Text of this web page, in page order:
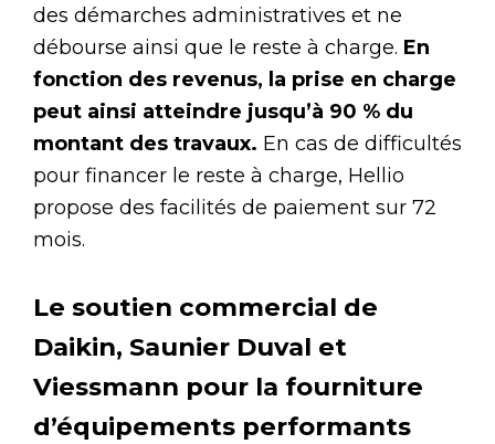
des démarches administratives et ne
débourse ainsi que le reste à charge. En
fonction des revenus, la prise en charge
peut ainsi atteindre jusqu’à 90 % du
montant des travaux. En cas de difficultés
pour financer le reste à charge, Hellio
propose des facilités de paiement sur 72
mois.
Le soutien commercial de
Daikin, Saunier Duval et
Viessmann pour la fourniture
d’équipements performants